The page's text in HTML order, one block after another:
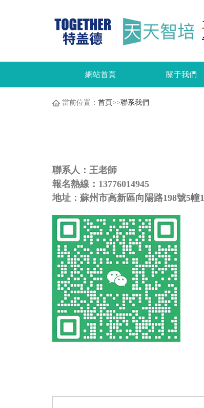
網站首頁 關于我們
當前位置： 首頁>>聯系我們
聯系人：王老師
報名熱線：13776014945
地址：蘇州市高新區向陽路198號5幢